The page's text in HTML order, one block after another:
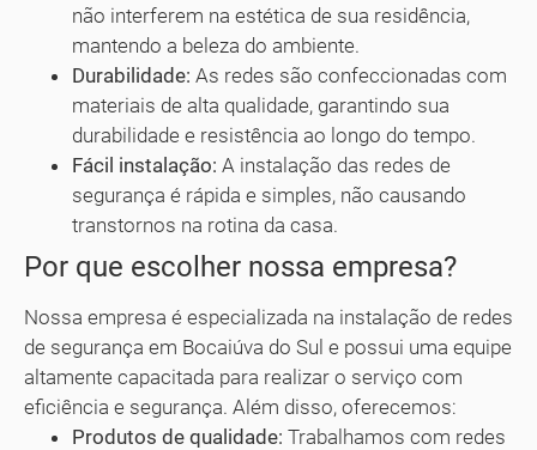
não interferem na estética de sua residência,
mantendo a beleza do ambiente.
Durabilidade: As redes são confeccionadas com
materiais de alta qualidade, garantindo sua
durabilidade e resistência ao longo do tempo.
Fácil instalação: A instalação das redes de
segurança é rápida e simples, não causando
transtornos na rotina da casa.
Por que escolher nossa empresa?
Nossa empresa é especializada na instalação de redes
de segurança em Bocaiúva do Sul e possui uma equipe
altamente capacitada para realizar o serviço com
eficiência e segurança. Além disso, oferecemos:
Produtos de qualidade: Trabalhamos com redes